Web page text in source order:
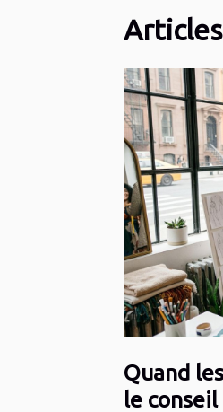
Quand
le